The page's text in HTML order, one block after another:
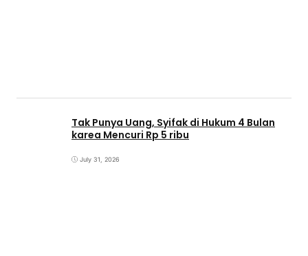
Tak Punya Uang, Syifak di Hukum 4 Bulan
karea Mencuri Rp 5 ribu
July 31, 2026